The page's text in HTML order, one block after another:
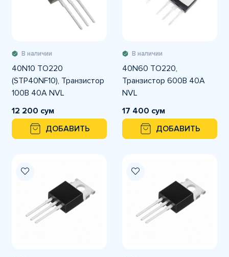
В наличии
40N10 TO220
(STP40NF10), Транзистор
100В 40А NVL
12 200 сум
ДОБАВИТЬ
В наличии
40N60 TO220,
Транзистор 600В 40А
NVL
17 400 сум
ДОБАВИТЬ